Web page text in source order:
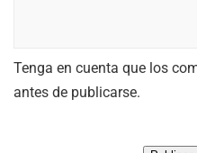
Tenga en cuenta que los
antes de publicarse.